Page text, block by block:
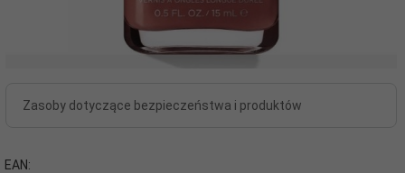
Zasoby dotyczące bezpieczeństwa i produktów
EAN: